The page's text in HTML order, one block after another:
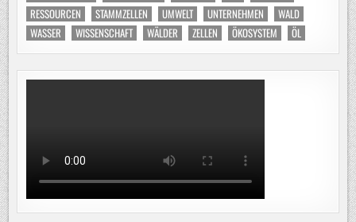
RESSOURCEN
STAMMZELLEN UMWELT UNTERNEHMEN
WALD
WASSER
WISSENSCHAFT WÄLDER ZELLEN ÖKOSYSTEM ÖL